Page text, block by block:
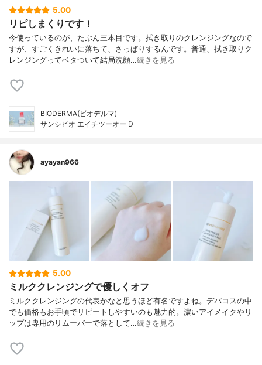
5.00
リピしまくりです！
今使っているのが、たぶん三本目です。拭き取りのクレンジングなので
すが、すごくきれいに落ちて、さっぱりするんです。普通、拭き取りク
レンジングってベタついて結局洗顔…続きを見る
BIODERMA(ビオデルマ)
サンシビオ エイチツーオー D
ayayan966
5.00
ミルククレンジングで優しくオフ
ミルククレンジングの代表かなと思うほど有名ですよね。デパコスの中
でも価格もお手頃でリピートしやすいのも魅力的。濃いアイメイクやリ
ップは専用のリムーバーで落として…続きを見る